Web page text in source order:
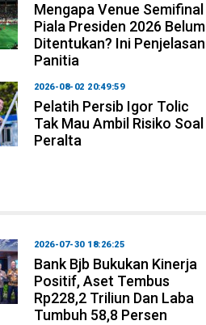
Mengapa Venue Semifinal
Piala Presiden 2026 Belum
Ditentukan? Ini Penjelasan
Panitia
2026-08-02 20:49:59
Pelatih Persib Igor Tolic
Tak Mau Ambil Risiko Soal
Peralta
2026-07-30 18:26:25
Bank Bjb Bukukan Kinerja
Positif, Aset Tembus
Rp228,2 Triliun Dan Laba
Tumbuh 58,8 Persen